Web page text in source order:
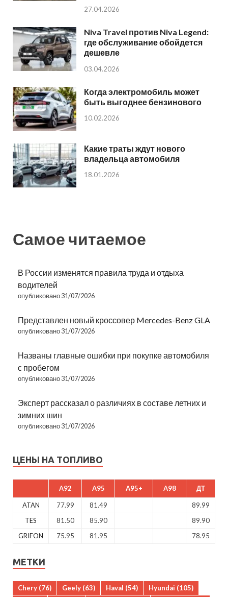
27.04.2026
Niva Travel против Niva Legend:
где обслуживание обойдется
дешевле
03.04.2026
Когда электромобиль может
быть выгоднее бензинового
10.02.2026
Какие траты ждут нового
владельца автомобиля
18.01.2026
Самое читаемое
В России изменятся правила труда и отдыха
водителей
опубликовано 31/07/2026
Представлен новый кроссовер Mercedes-Benz GLA
опубликовано 31/07/2026
Названы главные ошибки при покупке автомобиля
с пробегом
опубликовано 31/07/2026
Эксперт рассказал о различиях в составе летних и
зимних шин
опубликовано 31/07/2026
ЦЕНЫ НА ТОПЛИВО
A92 A95 A95+ A98 ДТ
ATAN 77.99 81.49
89.99
TES
81.50 85.90
89.90
GRIFON
75.95 81.95 78.95
МЕТКИ
Chery (76) Geely (63) Haval (54) Hyundai (105)